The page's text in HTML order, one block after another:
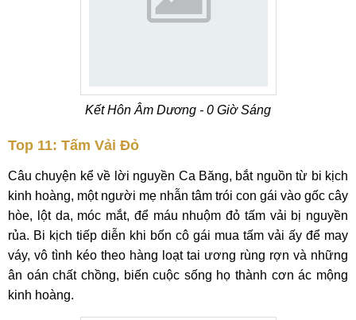
Kết Hôn Âm Dương - 0 Giờ Sáng
Top 11: Tấm Vải Đỏ
Câu chuyện kể về lời nguyền Ca Băng, bắt nguồn từ bi kịch
kinh hoàng, một người mẹ nhẫn tâm trói con gái vào gốc cây
hòe, lột da, móc mắt, để máu nhuộm đỏ tấm vải bị nguyền
rủa. Bi kịch tiếp diễn khi bốn cô gái mua tấm vải ấy để may
váy, vô tình kéo theo hàng loạt tai ương rùng rợn và những
ân oán chất chồng, biến cuộc sống họ thành cơn ác mộng
kinh hoàng.